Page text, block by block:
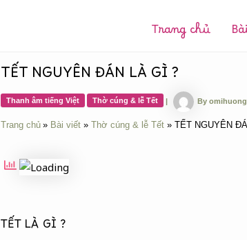
Trang chủ
TẾT NGUYÊN ĐÁN LÀ GÌ ?
Thanh âm tiếng Việt Thờ cúng & lễ Tết | By omihuong
Trang chủ Bài viết Thờ cúng & lễ Tết TẾT NGUYÊN
TẾT LÀ GÌ ?